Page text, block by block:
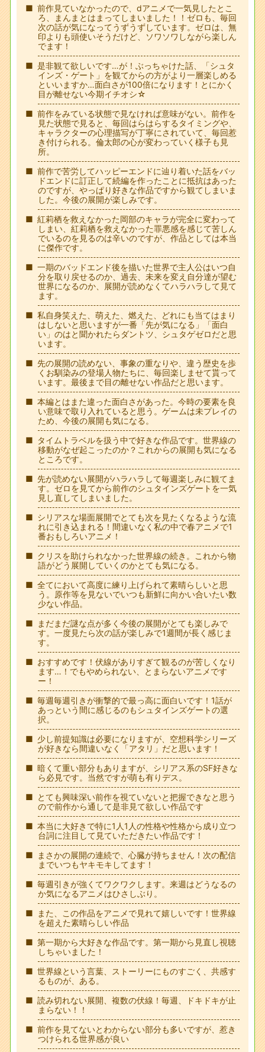
前作見ていなかったので、dアニメで一気見したとこ
ろ、まんまとはまってしまいました！！ゼロも、毎回
次の話が気になってうずうずしています。ゼロは、無
印よりも頭使いそうだけど、ソワソワしながら楽しん
でます！
是非観て欲しいです…が！ぶっちゃけた話、「シュタ
インズ・ゲート」を観てからの方がより一層楽しめる
といいますか…面白さが100倍になります！とにかく
目が離せない今期イチオシ☆
前作をみている状態で見なければ意味がない。前作を
見た状態で見ると、毎回はらはらするタイミングや、
キャラクターの心理描写が丁寧にされていて、毎回惹
き付けられる。倫太郎の心が変わっていく様子も見
所。
前作で苦労してハッピーエンドに辿り着いた話をバッ
ドエンドに訂正して続編を作ったことに抵抗はあった
のですが、やっぱり好きな作品ですから観てしまいま
した。今後の展開が楽しみです。
紅莉栖を救えなかった岡部のキャラが完全に変わって
しまい、紅莉栖を救えなかった罪悪感を感じて苦しん
でいるのを見るのは辛いのですが、作品としては本当
に傑作です。
一期のバッドエンド後を描いた世界で主人公はいつ自
分を取り戻せるのか、過去、未来を変え自分達が望む
世界になるのか、展開が読めなくてハラハラして見て
ます。
私自身笑えた、萌えた、燃えた、どれにも当てはまり
はしないと思いますが一番「先が気になる」「面白
い」のはと聞かれたらダントツ、シュタゲゼロだと思
います。
先の展開の読めない、事象の重なりや、違う歴史を歩
くお馴染みの登場人物たちに、毎回楽しませて貰って
います。最後まで目の離せない作品だと思います。
本編とはまた違った面白さがあった。今時の要素を良
い意味で取り入れていると思う。ゲームは未プレイの
ため、今後の展開も気になる。
タイムトラベルを扱う中で好きな作品です。世界線の
移動がなぜ起こったのか？これからの展開も気になる
ところです。
先が読めない展開がハラハラして毎週楽しみに観てま
す。ゼロを見てから前作のシュタインズゲートを一気
見し直してしまいました。
シリアスな場面展開でとても次を見たくなるような流
れに引き込まれる！間違いなく私の中で春アニメで1
番おもしろいアニメ！
クリスを助けられなかった世界線の続き。これから物
語がどう展開していくのかとても気になる。
全てにおいて高度に練り上げられて素晴らしいと思
う。原作等を見ないでいつも新鮮に向かい合いたい数
少ない作品。
まだまだ謎な点が多く今後の展開がとても楽しみで
す。一度見たら次の話が楽しみで1週間が長く感じま
す。
おすすめです！伏線がありすぎて観るのが苦しくなり
ます…！でもやめられない、とまらないアニメです
ー！
毎週毎週引きが衝撃的で最っ高に面白いです！1話が
あっという間に感じるのもシュタインズゲートの選
択。
少し前提知識は必要になりますが、空想科学シリーズ
が好きなら間違いなく「アタリ」だと思います！
暗くて重い部分もありますが、シリアス系のSF好きな
ら必見です。当然ですが萌も有りデス。
とても興味深い前作を視ていないと把握できなと思う
ので前作から通して是非見て欲しい作品です
本当に大好きで特に1人1人の性格や性格から成り立つ
台詞に注目して見ていただきたい作品です！
まさかの展開の連続で、心臓が持ちません！次の配信
までいつもヤキモキしてます！
毎週引きが強くてワクワクします。来週はどうなるの
か気になるアニメはひさしぶり。
また、この作品をアニメで見れて嬉しいです！世界線
を超えた素晴らしい作品
第一期から大好きな作品です。第一期から見直し視聴
しちゃいました！
世界線という言葉、ストーリーにものすごく、共感す
るものが、ある。
読み切れない展開、複数の伏線！毎週、ドキドキが止
まらない！！
前作を見てないとわからない部分も多いですが、惹き
つけられる世界感が良い